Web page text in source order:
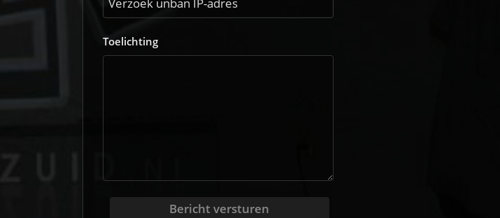
Toelichting
Bericht versturen